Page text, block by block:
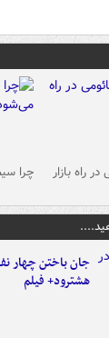
راه بازار چرا
جان باختن چهار
هشترود+ فیلم